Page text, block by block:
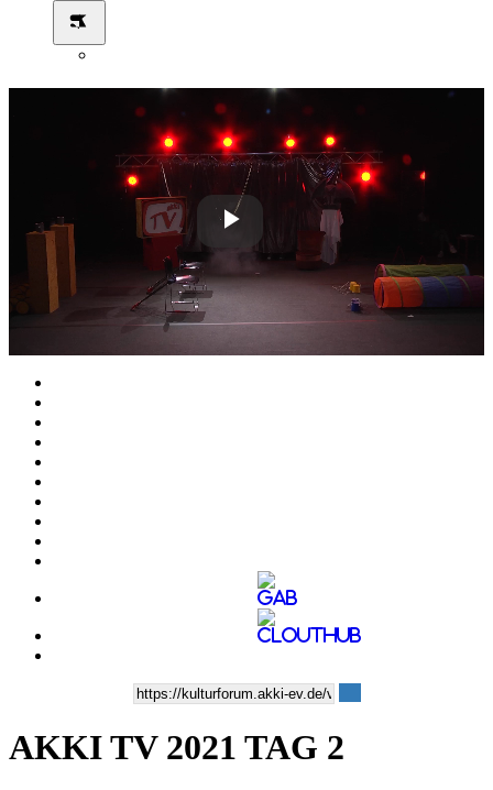
Play
Video
AKKI TV 2021 TAG 2